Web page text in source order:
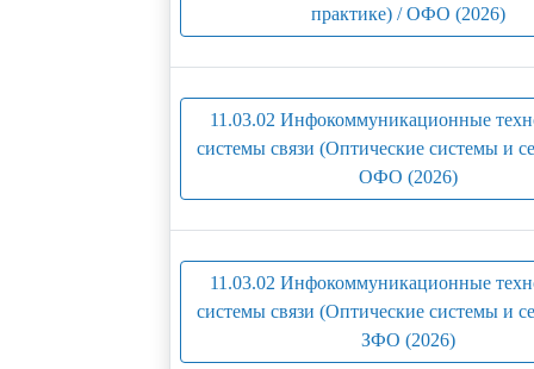
практике) / ОФО (2026)
11.03.02 Инфокоммуникационные
системы связи (Оптические системы и
ОФО (2026)
11.03.02 Инфокоммуникационные
системы связи (Оптические системы и
ЗФО (2026)